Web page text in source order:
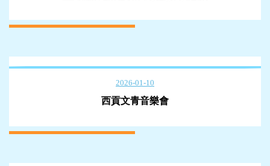
2026-01-10
西貢文青音樂會